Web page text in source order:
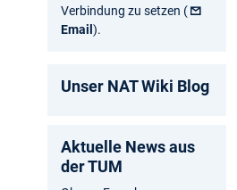
Verbindung zu setzen (
Email ).
Unser NAT Wiki Blog
Aktuelle News aus
der TUM